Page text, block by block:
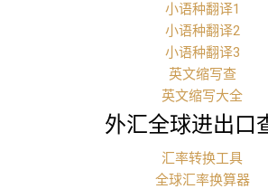
小语种翻译1
小语种翻译2
小语种翻译3
英文缩写查
英文缩写大全
外汇全球进出口
汇率转换工具
全球汇率换算器